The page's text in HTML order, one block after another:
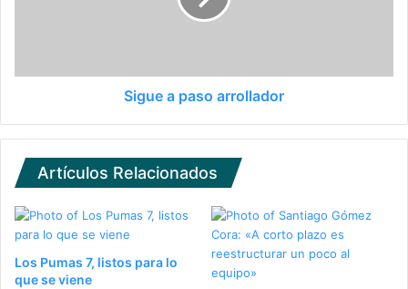
Sigue a paso arrollador
Artículos Relacionados
Los Pumas 7, listos para lo
que se viene